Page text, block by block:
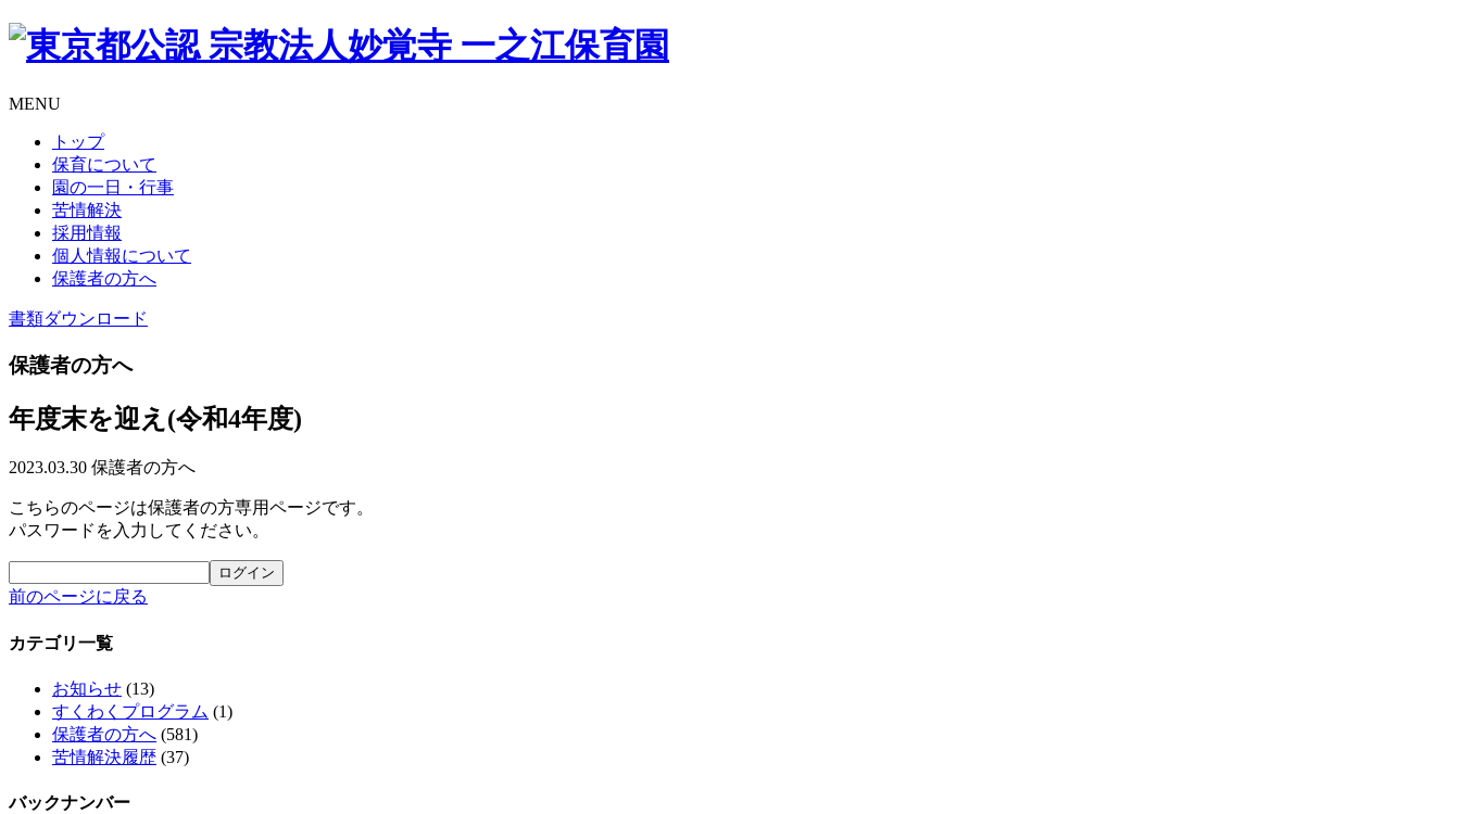
MENU
トップ
保育について
園の一日・行事
苦情解決
採用情報
個人情報について
保護者の方へ
書類ダウンロード
保護者の方へ
年度末を迎え(令和4年度)
2023.03.30 保護者の方へ
こちらのページは保護者の方専用ページです。
パスワードを入力してください。
前のページに戻る
カテゴリ一覧
お知らせ (13)
すくわくプログラム (1)
保護者の方へ (581)
苦情解決履歴 (37)
バックナンバー